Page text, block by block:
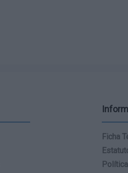
Ficha